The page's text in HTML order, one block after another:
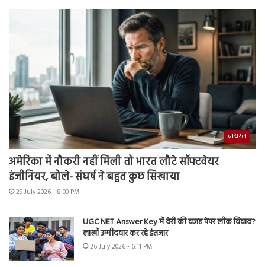
वायरल
अमेरिका में नौकरी नहीं मिली तो भारत लौटे सॉफ्टवेयर
इंजीनियर, बोले- संघर्ष ने बहुत कुछ सिखाया
29 July 2026 - 8:00 PM
UGC NET Answer Key में देरी की वजह पेपर लीक विवाद?
लाखों उम्मीदवार कर रहे इंतजार
26 July 2026 - 6:11 PM